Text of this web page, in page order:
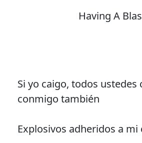
Having A
Si yo caigo, todos ustedes
conmigo también
Explosivos adheridos a mi